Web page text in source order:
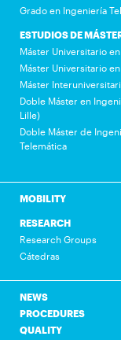
Grado en Ingeniería
ESTUDIOS DE
Máster Universitario
Máster Universitario
Máster
Doble Máster en
Lille)
Doble Máster de
Telemática
MOBILITY
RESEARCH
Research Groups
Cátedras
NEWS
PROCEDURES
QUALITY